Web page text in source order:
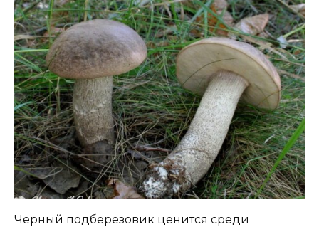
Черный подберезовик ценится среди